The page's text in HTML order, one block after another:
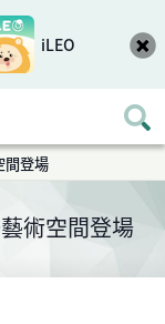
iLEO
間登場
術空間登場